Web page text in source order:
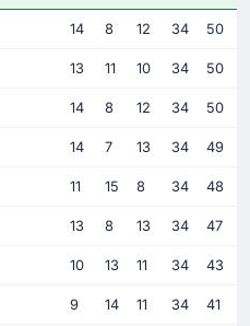
14 8 12 34 50
13 11 10 34 50
14 8 12 34 50
14 7 13 34 49
11 15 8 34 48
13 8 13 34 47
10 13 11 34 43
9 14 11 34 41